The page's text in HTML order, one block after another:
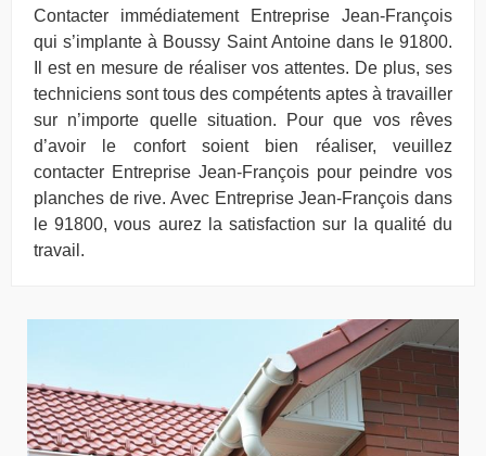
Contacter immédiatement Entreprise Jean-François
qui s’implante à Boussy Saint Antoine dans le 91800.
Il est en mesure de réaliser vos attentes. De plus, ses
techniciens sont tous des compétents aptes à travailler
sur n’importe quelle situation. Pour que vos rêves
d’avoir le confort soient bien réaliser, veuillez
contacter Entreprise Jean-François pour peindre vos
planches de rive. Avec Entreprise Jean-François dans
le 91800, vous aurez la satisfaction sur la qualité du
travail.